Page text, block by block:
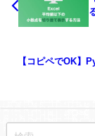
【コピペでOK】